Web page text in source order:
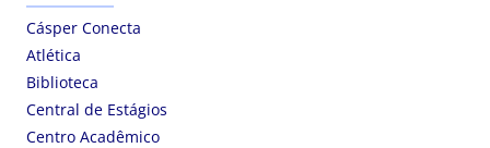
Cásper Conecta
Atlética
Biblioteca
Central de Estágios
Centro Acadêmico